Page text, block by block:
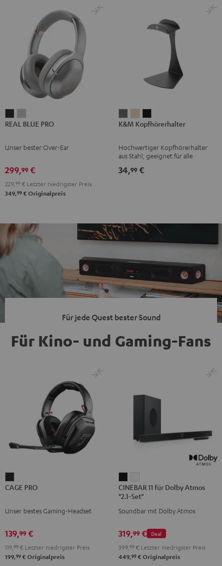
BLUE
Night
BLUE
Titanium
REAL BLUE PRO
Unser bester Over-Ear
299,99 €
229, 99 € Letzter niedrigster Preis
349,99 € Originalpreis
Kopfhörerhalter
Kopfhörerhalter
Kopfhörerhalter
K&M Kopfhörerhalter
Hochwertiger Kopfhörerhalter
aus Stahl, geeignet für alle
34,99 €
Für jede Quest bester Sound
Für Kino- und Gaming-Fans
PRO
Black
CAGE PRO
Unser bestes Gaming-Headset
139,99 €
119, 99 € Letzter niedrigster Preis
199,99 € Originalpreis
11
für
Dolby
"2.1-
Set"
Schwarz
11
für
Dolby
"2.1-
Set"
Weiß
CINEBAR 11 für Dolby Atmos
"2.1-Set"
Soundbar mit Dolby Atmos
Deal
319,99 €
399, 99 € Letzter niedrigster Preis
449,99 € Originalpreis